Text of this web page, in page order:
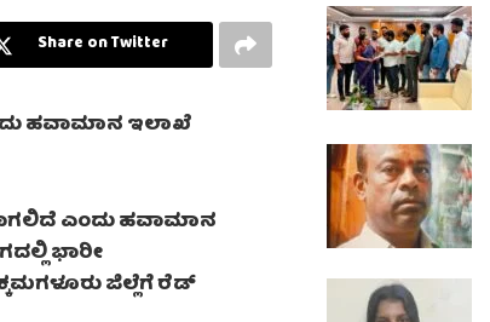
Share on Twitter
ಹವಾಮಾನ ಇಲಾಖೆ
ಎಂದು ಹವಾಮಾನ
ಭಾರೀ
ಜಿಲ್ಲೆಗೆ ರೆಡ್